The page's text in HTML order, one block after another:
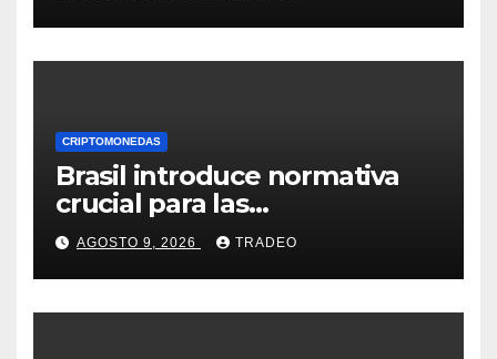
CRIPTOMONEDAS
Brasil introduce normativa
crucial para las
criptomonedas: ¿Llegó el fin
de las transferencias
instantáneas?
AGOSTO 9, 2026 TRADEO